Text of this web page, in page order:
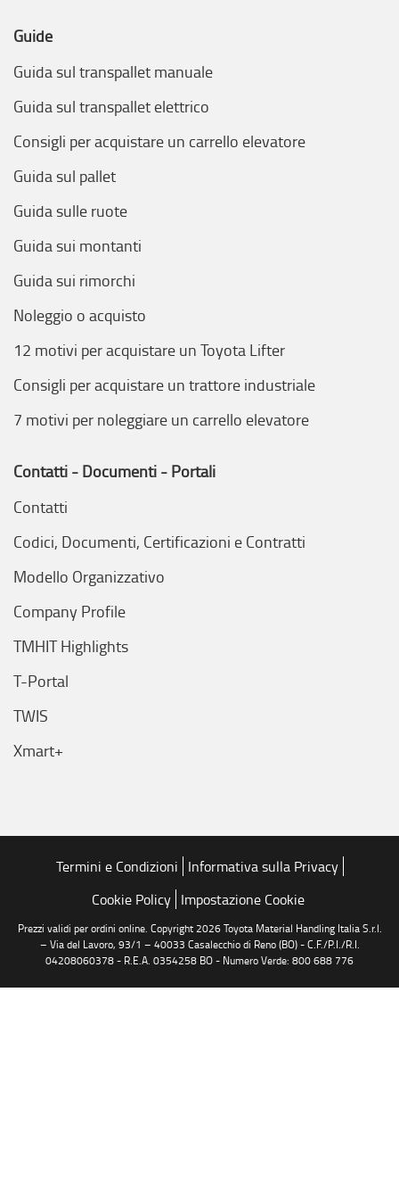
Guide
Guida sul transpallet manuale
Guida sul transpallet elettrico
Consigli per acquistare un carrello elevatore
Guida sul pallet
Guida sulle ruote
Guida sui montanti
Guida sui rimorchi
Noleggio o acquisto
12 motivi per acquistare un Toyota Lifter
Consigli per acquistare un trattore industriale
7 motivi per noleggiare un carrello elevatore
Contatti - Documenti - Portali
Contatti
Codici, Documenti, Certificazioni e Contratti
Modello Organizzativo
Company Profile
TMHIT Highlights
T-Portal
TWIS
Xmart+
Termini e Condizioni Informativa sulla Privacy
Cookie Policy Impostazione Cookie
Prezzi validi per ordini online. Copyright 2026 Toyota Material Handling Italia S.r.l.
– Via del Lavoro, 93/1 – 40033 Casalecchio di Reno (BO) - C.F./P.I./R.I.
04208060378 - R.E.A. 0354258 BO - Numero Verde: 800 688 776